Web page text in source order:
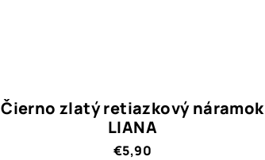
Čierno zlatý retiazkový náramok
LIANA
€5,90